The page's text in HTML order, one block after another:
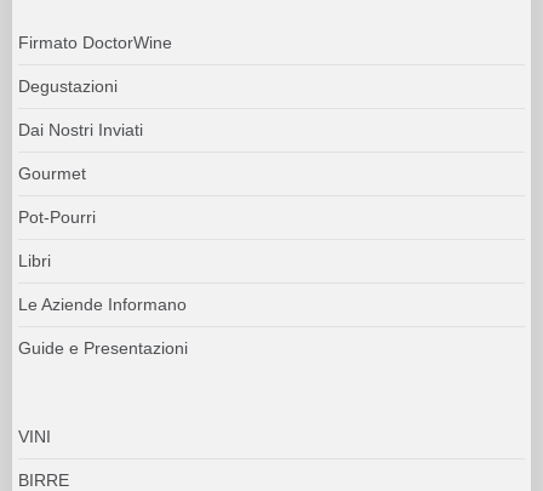
Firmato DoctorWine
Degustazioni
Dai Nostri Inviati
Gourmet
Pot-Pourri
Libri
Le Aziende Informano
Guide e Presentazioni
VINI
BIRRE